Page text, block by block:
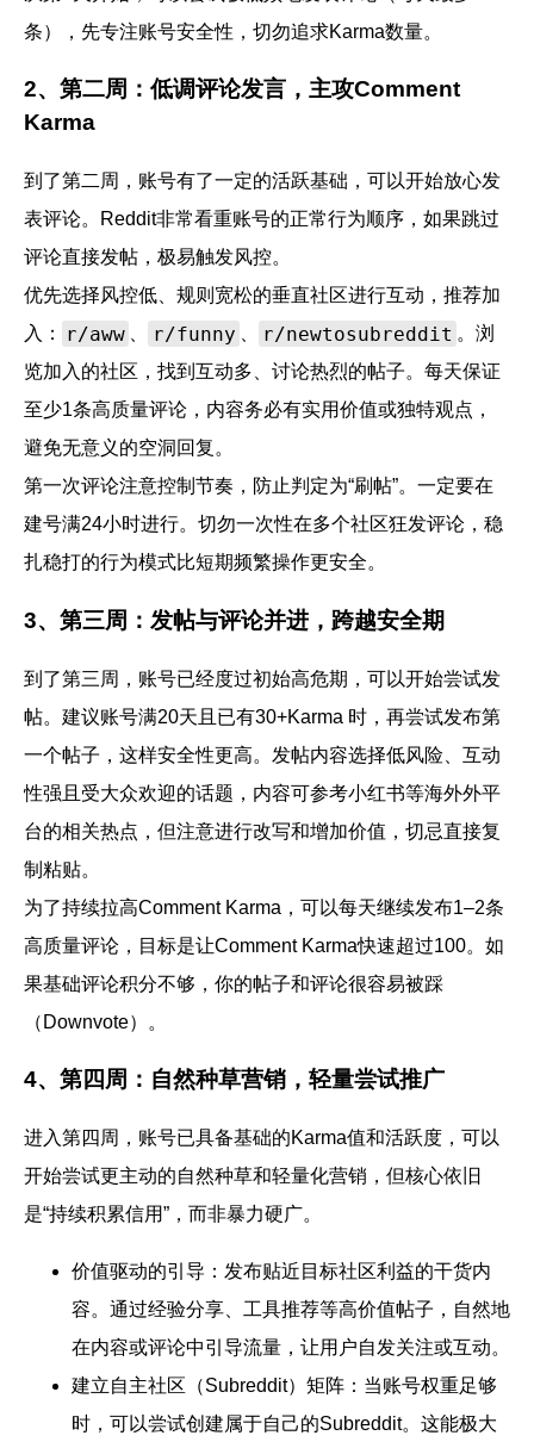
条），先专注账号安全性，切勿追求Karma数量。
2、第二周：低调评论发言，主攻Comment
Karma
到了第二周，账号有了一定的活跃基础，可以开始放心发
表评论。Reddit非常看重账号的正常行为顺序，如果跳过
评论直接发帖，极易触发风控。
优先选择风控低、规则宽松的垂直社区进行互动，推荐加
入：
r/aww r/funny r/newtosubreddit 。浏
览加入的社区，找到互动多、讨论热烈的帖子。每天保证
至少1条高质量评论，内容务必有实用价值或独特观点，
避免无意义的空洞回复。
第一次评论注意控制节奏，防止判定为“刷帖”。一定要在
建号满24小时进行。切勿一次性在多个社区狂发评论，稳
扎稳打的行为模式比短期频繁操作更安全。
3、第三周：发帖与评论并进，跨越安全期
到了第三周，账号已经度过初始高危期，可以开始尝试发
帖。建议账号满20天且已有30+Karma 时，再尝试发布第
一个帖子，这样安全性更高。发帖内容选择低风险、互动
性强且受大众欢迎的话题，内容可参考小红书等海外外平
台的相关热点，但注意进行改写和增加价值，切忌直接复
制粘贴。
为了持续拉高Comment Karma， 可以每天继续发布1–2条
高质量评论，目标是让Comment Karma快速超过100。如
果基础评论积分不够，你的帖子和评论很容易被踩
（Downvote）。
4、第四周：自然种草营销，轻量尝试推广
进入第四周，账号已具备基础的Karma值和活跃度，可以
开始尝试更主动的自然种草和轻量化营销，但核心依旧
是“持续积累信用”，而非暴力硬广。
价值驱动的引导： 发布贴近目标社区利益的干货内
容。通过经验分享、工具推荐等高价值帖子，自然地
在内容或评论中引导流量，让用户自发关注或互动。
建立自主社区（Subreddit）矩阵： 当账号权重足够
时，可以尝试创建属于自己的Subreddit。这能极大